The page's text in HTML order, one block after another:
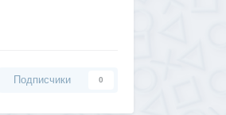
Подписчики 0